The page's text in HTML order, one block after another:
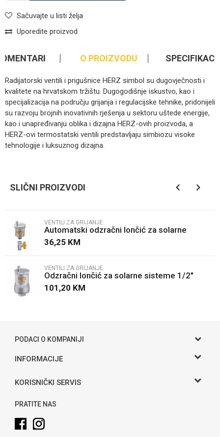
Sačuvajte u listi želja
Uporedite proizvod
O PROIZVODU
Radijatorski ventili i prigušnice HERZ simbol su dugovječnosti i
kvalitete na hrvatskom tržištu. Dugogodišnje iskustvo, kao i
specijalizacija na području grijanja i regulacijske tehnike, pridonijeli
su razvoju brojnih inovativnih rješenja u sektoru uštede energije,
kao i unapređivanju oblika i dizajna HERZ-ovih proizvoda, a
HERZ-ovi termostatski ventili predstavljaju simbiozu visoke
tehnologije i luksuznog dizajna.
Poruka
SLIČNI PROIZVODI
VENTILI ZA GRIJANJE
Automatski odzračni lončić za solarne
sisteme 3/8"
36,25 KM
VENTILI ZA GRIJANJE
Odzračni lončić za solarne sisteme 1/2"
101,20 KM
PODACI O KOMPANIJI
Gama S doo
Adresa
Telefon:
Email:
INFORMACIJE
O nama
KORISNIČKI SERVIS
Uslovi korišćenja i prodaje
Kako kupiti
PRATITE NAS